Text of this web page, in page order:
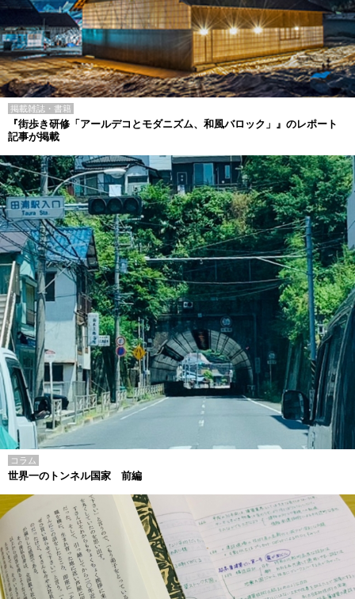
掲載雑誌・書籍
『街歩き研修「アールデコとモダニズム、和風バロック」』のレポート
記事が掲載
コラム
世界一のトンネル国家 前編